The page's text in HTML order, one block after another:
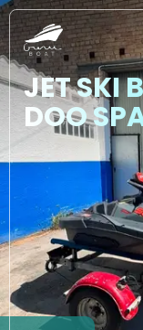
JET SKI
DOO